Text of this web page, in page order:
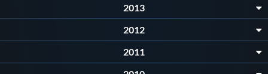
2013
2012
2011